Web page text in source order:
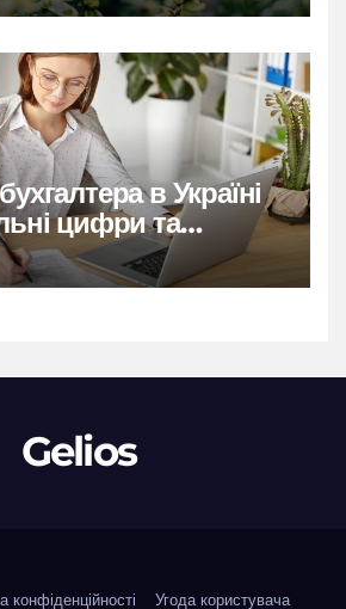
в Україні
цифри та
Gelios
конфіденційності Угода користувача